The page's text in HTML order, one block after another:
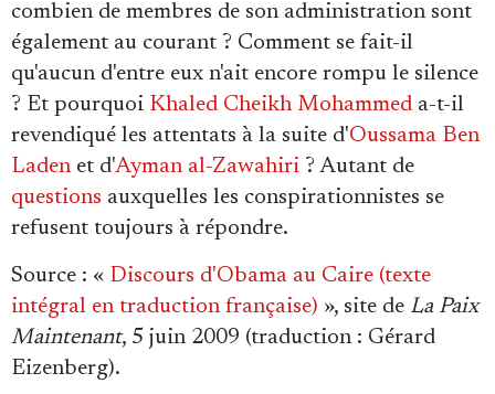
combien de membres de son administration sont
également au courant ? Comment se fait-il
qu'aucun d'entre eux n'ait encore rompu le silence
? Et pourquoi Khaled Cheikh Mohammed a-t-il
revendiqué les attentats à la suite d'Oussama Ben
Ladenet d'Ayman al-Zawahiri ? Autant de
questions auxquelles les conspirationnistes se
refusent toujours à répondre.
Source : « Discours d'Obama au Caire (texte
intégral en traduction française) », site de La Paix
Maintenant, 5 juin 2009 (traduction : Gérard
Eizenberg).